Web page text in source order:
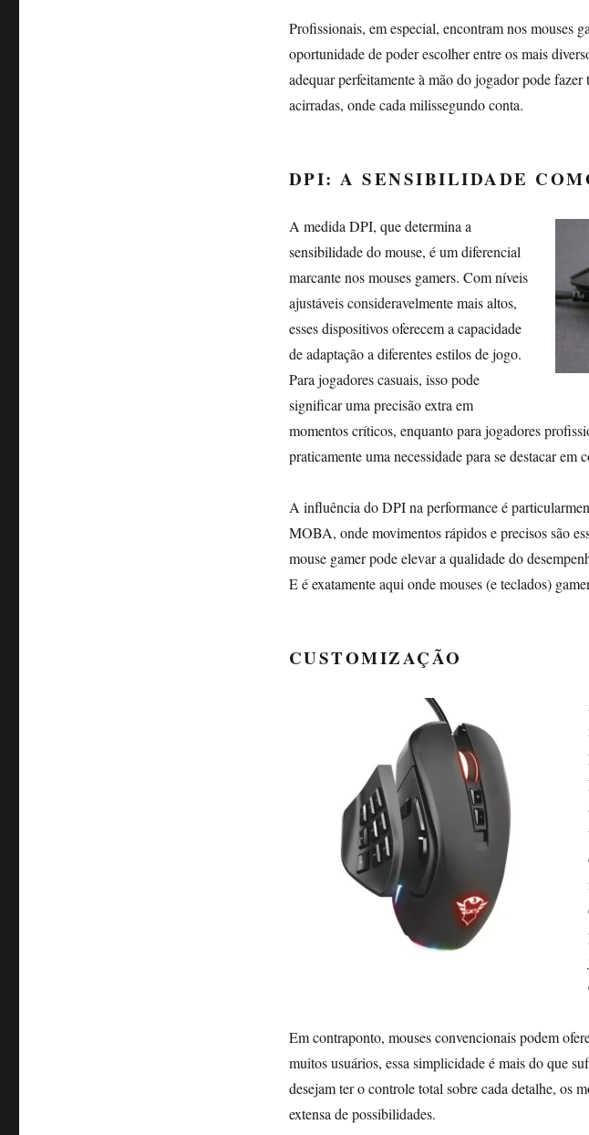
Profissionais, em especial, encontram nos mouses
oportunidade de poder escolher entre os mais
adequar perfeitamente à mão do jogador pode
acirradas, onde cada milissegundo conta.
DPI: A SENSIBILIDADE
A medida DPI, que determina a
sensibilidade do mouse, é um diferencial
marcante nos mouses gamers. Com níveis
ajustáveis consideravelmente mais altos,
esses dispositivos oferecem a capacidade
de adaptação a diferentes estilos de jogo.
Para jogadores casuais, isso pode
significar uma precisão extra em
momentos críticos, enquanto para jogadores
praticamente uma necessidade para se destacar em
A influência do DPI na performance é
MOBA, onde movimentos rápidos e precisos são
mouse gamer pode elevar a qualidade do
E é exatamente aqui onde mouses (e teclados)
CUSTOMIZAÇÃO
Em contraponto, mouses convencionais podem
muitos usuários, essa simplicidade é mais do que
desejam ter o controle total sobre cada detalhe, os
extensa de possibilidades.